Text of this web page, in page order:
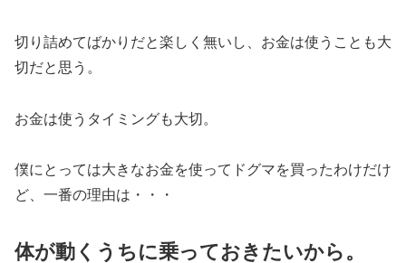
切り詰めてばかりだと楽しく無いし、お金は使うことも大
切だと思う。
お金は使うタイミングも大切。
僕にとっては大きなお金を使ってドグマを買ったわけだけ
ど、一番の理由は・・・
体が動くうちに乗っておきたいから。